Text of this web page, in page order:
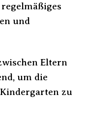
und
Eltern
um die
zu